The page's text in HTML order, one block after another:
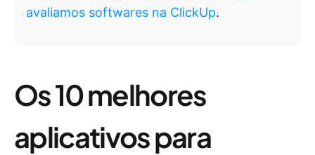
avaliamos softwares na ClickUp.
Os 10 melhores
aplicativos para